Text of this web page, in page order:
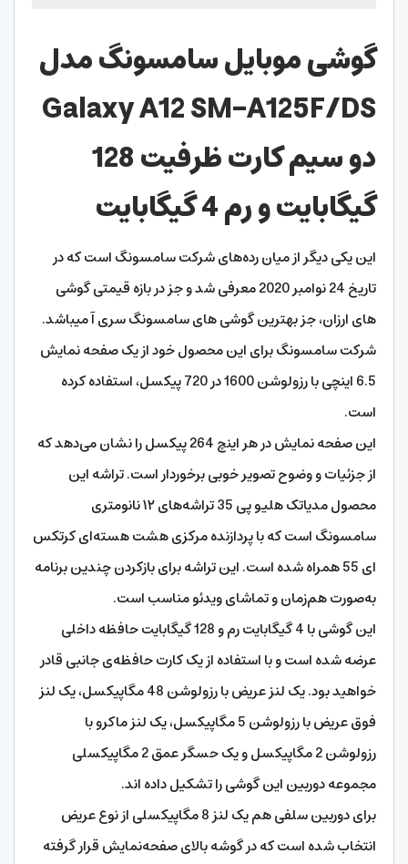
گوشی موبایل سامسونگ مدل
Galaxy A12 SM-A125F/DS
دو
سیم کارت ظرفیت 128
گیگابایت و رم 4 گیگابایت
این یکی دیگر از میان رده‌های شرکت سامسونگ است که در
تاریخ 24 نوامبر 2020 معرفی شد و جز در بازه قیمتی گوشی
های ارزان، جز بهترین گوشی های سامسونگ سری آ میباشد.
شرکت سامسونگ برای این محصول خود از یک صفحه ‌نمایش
6.5 اینچی با رزولوشن 1600 در 720 پیکسل، استفاده کرده
است.
این صفحه‌ نمایش در هر اینچ 264 پیکسل را نشان می‌دهد که
از جزئیات و وضوح تصویر خوبی برخوردار است. تراشه‌ این
محصول مدیاتک هلیو پی 35 تراشه‌های ۱۲ نانومتری
سامسونگ است که با پردازنده مرکزی هشت هسته‌ای کرتکس
ای 55 همراه شده است. این تراشه برای بازکردن چندین برنامه
به‌صورت هم‌زمان و تماشای ویدئو مناسب است.
این گوشی با 4 گیگابایت رم و 128 گیگابایت حافظه داخلی
عرضه شده است و با استفاده از یک کارت حافظه‌ی جانبی قادر
خواهید بود. یک لنز عریض با رزولوشن 48 مگاپیکسل، یک لنز
فوق عریض با رزولوشن 5 مگاپیکسل، یک لنز ماکرو با
رزولوشن 2 مگاپیکسل و یک حسگر عمق 2 مگاپیکسلی
مجموعه دوربین این گوشی را تشکیل داده اند.
برای دوربین سلفی هم یک لنز 8 مگاپیکسلی از نوع عریض
انتخاب شده است که در گوشه بالای صفحه‌نمایش قرار گرفته